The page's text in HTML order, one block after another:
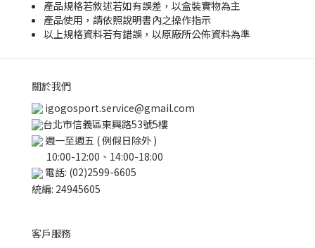
產品規格若敘述若如有誤差，以盒裝實物為主
產品使用，請依照說明書內之操作指示
以上規格資料若有錯誤，以原廠所公佈資料為準
關於我們
igogosport.service@gmail.com
台北市信義區東興路53號5樓
週一至週五 ( 例假日除外 )
10:00-12:00、14:00-18:00
電話: (02)2599-6605
統編: 24945605
客戶服務